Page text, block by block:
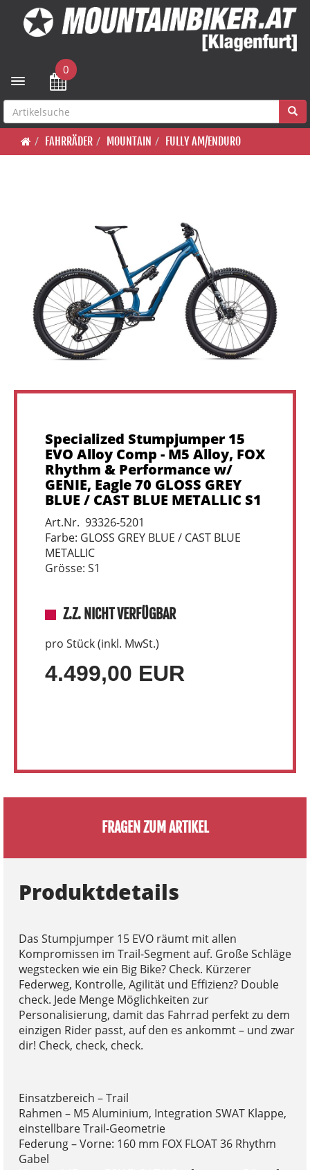
Toggle navigation
0
FAHRRÄDER MOUNTAIN FULLY AM/ENDURO
Specialized Stumpjumper 15
EVO Alloy Comp - M5 Alloy, FOX
Rhythm & Performance w/
GENIE, Eagle 70 GLOSS GREY
BLUE / CAST BLUE METALLIC S1
Art.Nr. 93326-5201
Farbe: GLOSS GREY BLUE / CAST BLUE
METALLIC
Grösse: S1
Z.Z. NICHT VERFÜGBAR
pro Stück (inkl. MwSt.)
4.499,00 EUR
FRAGEN ZUM ARTIKEL
Produktdetails
Das Stumpjumper 15 EVO räumt mit allen
Kompromissen im Trail-Segment auf. Große Schläge
wegstecken wie ein Big Bike? Check. Kürzerer
Federweg, Kontrolle, Agilität und Effizienz? Double
check. Jede Menge Möglichkeiten zur
Personalisierung, damit das Fahrrad perfekt zu dem
einzigen Rider passt, auf den es ankommt – und zwar
dir! Check, check, check.
Einsatzbereich – Trail
Rahmen – M5 Aluminium, Integration SWAT Klappe,
einstellbare Trail-Geometrie
Federung – Vorne: 160 mm FOX FLOAT 36 Rhythm
Gabel